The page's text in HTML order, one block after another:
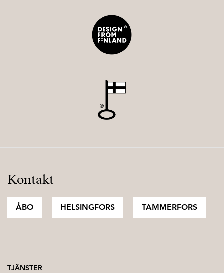
Kontakt
ÅBO HELSINGFORS TAMMERFORS
TJÄNSTER